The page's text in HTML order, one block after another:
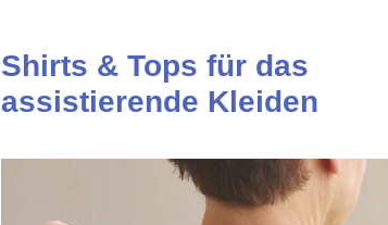
Shirts & Tops für das
assistierende Kleiden